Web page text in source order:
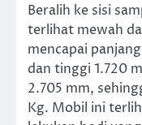
Beralih ke sisi
terlihat mewah
mencapai
dan tinggi 1.720
2.705 mm,
Kg. Mobil ini